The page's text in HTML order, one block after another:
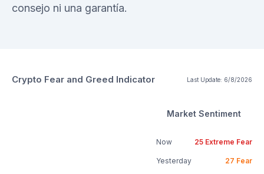
consejo ni una garantía.
Crypto Fear and Greed Indicator Last Update: 6/8/2026
Market Sentiment
Now 25 Extreme Fear
Yesterday 27 Fear